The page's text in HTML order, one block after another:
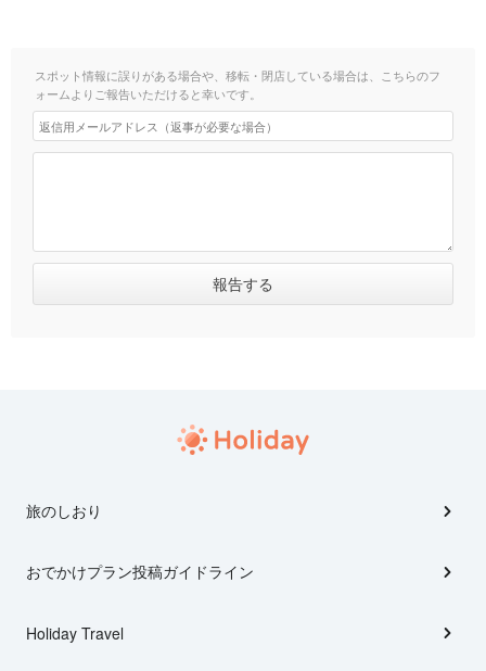
スポット情報に誤りがある場合や、移転・閉店している場合は、こちらのフ
ォームよりご報告いただけると幸いです。
旅のしおり
おでかけプラン投稿ガイドライン
Holiday Travel